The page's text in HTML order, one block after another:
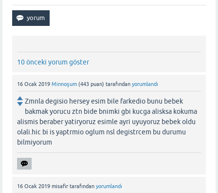
10 önceki yorum göster
16 Ocak 2019 Minnoşum (443 puan) tarafından yorumlandı
Zmnla degisio hersey esim bile farkedio bunu bebek
bakmak yorucu ztn bide bnimki gbi kucga alisksa kokuma
alismis beraber yatiryoruz esimle ayri uyuyoruz bebek oldu
olali.hic bi is yaptrmio oglum nsl degistrcem bu durumu
bilmiyorum
16 Ocak 2019 misafir tarafından yorumlandı